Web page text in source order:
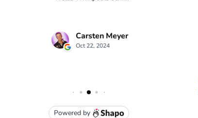
Saunasteuerung für
B6712